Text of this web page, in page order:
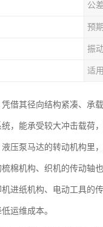
公
预
振
适
借其径向结构紧凑、承
，能承受较大冲击载荷
压泵马达的转动机构里
棉机构、织机的传动轴
进纸机构、电动工具的
运维成本。